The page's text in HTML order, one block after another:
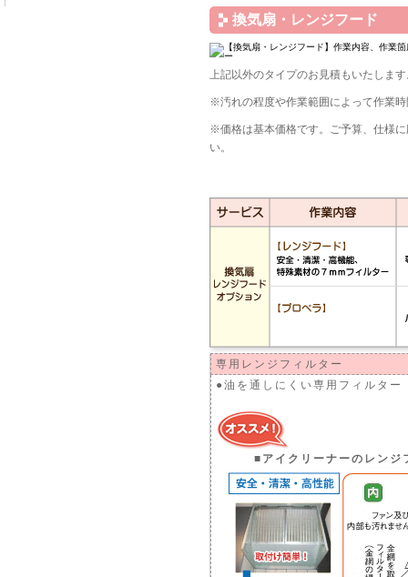
換気扇・レンジフード
上記以外のタイプのお見積もいたしま
※汚れの程度や作業範囲によって作業
※価格は基本価格です。ご予算、仕様
い。
専用レンジフィルター
●油を通しにくい専用フィルター
■アイクリーナーのレンジ